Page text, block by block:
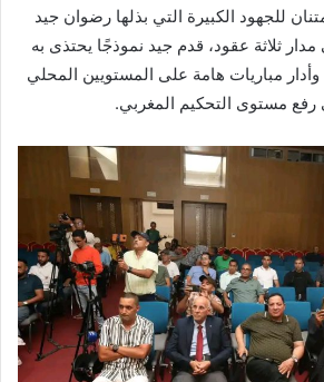
للجهود الكبيرة التي بذلها رضوان جيد
ثلاثة عقود، قدم جيد نموذجًا يحتذى به
وأدار مباريات هامة على المستويين المحلي
مستوى التحكيم المغربي.